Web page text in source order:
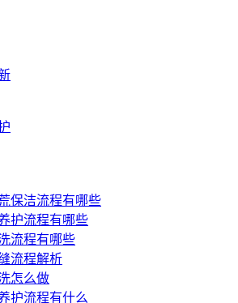
保洁流程有哪些
护流程有哪些
流程有哪些
流程解析
怎么做
护流程有什么